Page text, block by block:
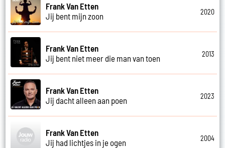
Frank Van Etten
Jij bent mijn zoon
2020
Frank Van Etten
Jij bent niet meer die man van toen
2013
Frank Van Etten
Jij dacht alleen aan poen
2023
Frank Van Etten
Jij had lichtjes in je ogen
2004